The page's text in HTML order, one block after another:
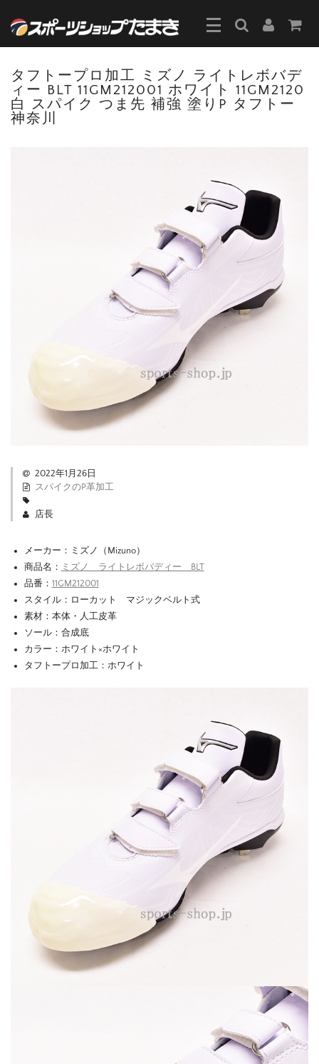
タフトープロ加工 ミズノ ライトレボバデ
ィー BLT 11GM212001 ホワイト 11GM2120
白 スパイク つま先 補強 塗りP タフトー
神奈川
2022年1月26日
スパイクのP革加工
店長
メーカー：ミズノ（Mizuno）
商品名： ミズノ ライトレボバディー BLT
品番： 11GM212001
スタイル：ローカット マジックベルト式
素材：本体・人工皮革
ソール：合成底
カラー：ホワイト×ホワイト
タフトープロ加工：ホワイト